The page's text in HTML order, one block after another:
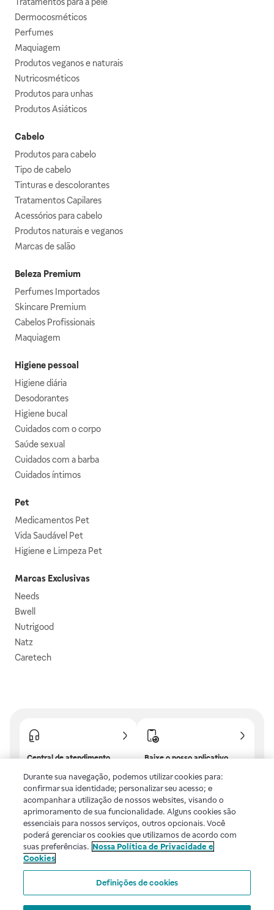
Dermocosméticos
Perfumes
Maquiagem
Produtos veganos e naturais
Nutricosméticos
Produtos para unhas
Produtos Asiáticos
Cabelo
Produtos para cabelo
Tipo de cabelo
Tinturas e descolorantes
Tratamentos Capilares
Acessórios para cabelo
Produtos naturais e veganos
Marcas de salão
Beleza Premium
Perfumes Importados
Skincare Premium
Cabelos Profissionais
Maquiagem
Higiene pessoal
Higiene diária
Desodorantes
Higiene bucal
Cuidados com o corpo
Saúde sexual
Cuidados com a barba
Cuidados íntimos
Pet
Medicamentos Pet
Vida Saudável Pet
Higiene e Limpeza Pet
Marcas Exclusivas
Needs
Bwell
Nutrigood
Natz
Caretech
Central de atendimento
frequentes ou fale com a
gente.
Baixe o nosso aplicativo
benefícios exclusivos!
Uma empresa
Voltar ao topo
Durante sua navegação, podemos utilizar cookies para:
confirmar sua identidade; personalizar seu acesso; e
acompanhar a utilização de nossos websites, visando o
aprimoramento de sua funcionalidade. Alguns cookies são
essenciais para nossos serviços, outros opcionais. Você
poderá gerenciar os cookies que utilizamos de acordo com
suas preferências. Nossa Política de Privacidade e
Cookies
Definições de cookies